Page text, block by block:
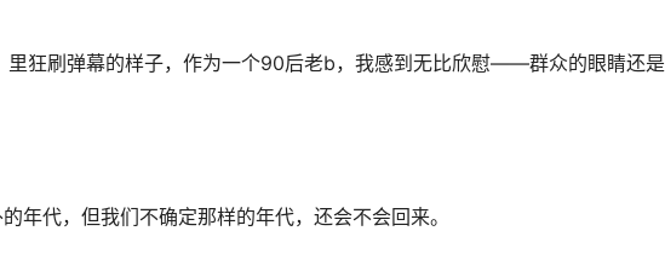
里狂刷弹幕的样子，作为一个90后老b，我感到无比欣慰——群众的眼睛还是
年代，但我们不确定那样的年代，还会不会回来。